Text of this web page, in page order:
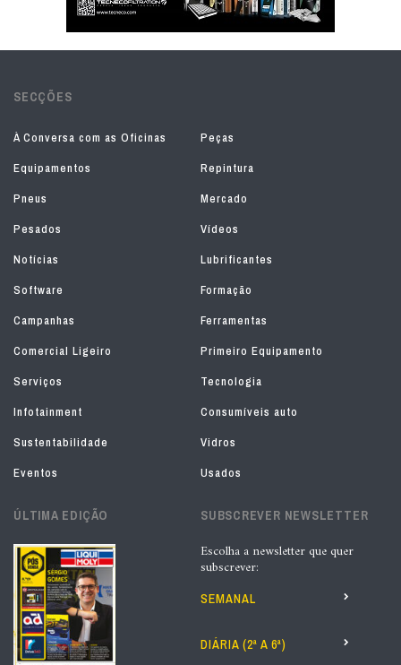
SECÇÕES
À Conversa com as Oficinas
Peças
Equipamentos
Repintura
Pneus
Mercado
Pesados
Vídeos
Notícias
Lubrificantes
Software
Formação
Campanhas
Ferramentas
Comercial Ligeiro
Primeiro Equipamento
Serviços
Tecnologia
Infotainment
Consumíveis auto
Sustentabilidade
Vidros
Eventos
Usados
ÚLTIMA EDIÇÃO SUBSCREVER NEWSLETTER
Escolha a newsletter que quer
subscrever:
SEMANAL
DIÁRIA (2ª A 6ª)